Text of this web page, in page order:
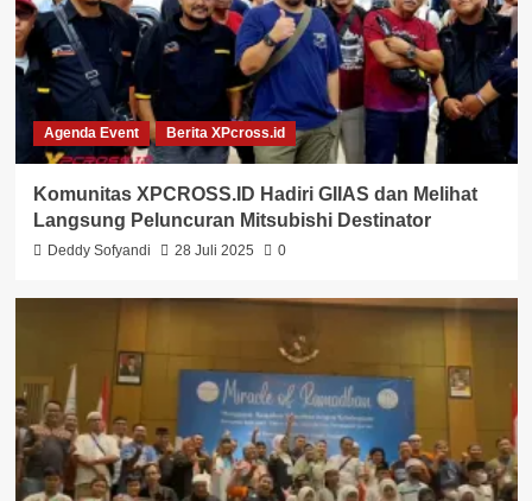
Agenda Event Berita XPcross.id
Komunitas XPCROSS.ID Hadiri GIIAS dan Melihat
Langsung Peluncuran Mitsubishi Destinator
Deddy Sofyandi 28 Juli 2025 0